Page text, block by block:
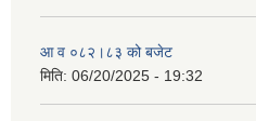
आ व ०८२।८३ को बजेट
मिति: 06/20/2025 - 19:32